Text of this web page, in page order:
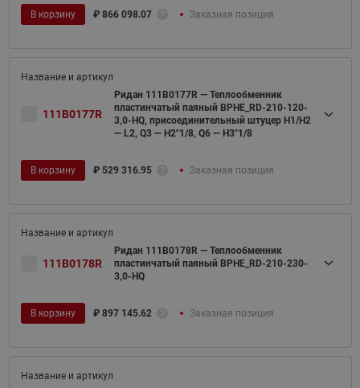
В корзину ₽ 866 098.07 Заказная позиция
111B0177R
Ридан 111B0177R — Теплообменник
пластинчатый паяный BPHE_RD-210-120-
3,0-HQ, присоединительный штуцер H1/H2
— L2, Q3 — H2"1/8, Q6 — H3"1/8
В корзину ₽ 529 316.95 Заказная позиция
111B0178R
Ридан 111B0178R — Теплообменник
пластинчатый паяный BPHE_RD-210-230-
3,0-HQ
В корзину ₽ 897 145.62 Заказная позиция